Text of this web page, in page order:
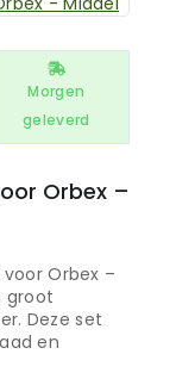
Morgen
geleverd
Orbex –
Orbex –
groot
Deze set
en